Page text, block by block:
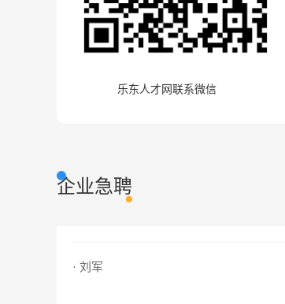
乐东人才网联系微信
企业急聘
· 刘军